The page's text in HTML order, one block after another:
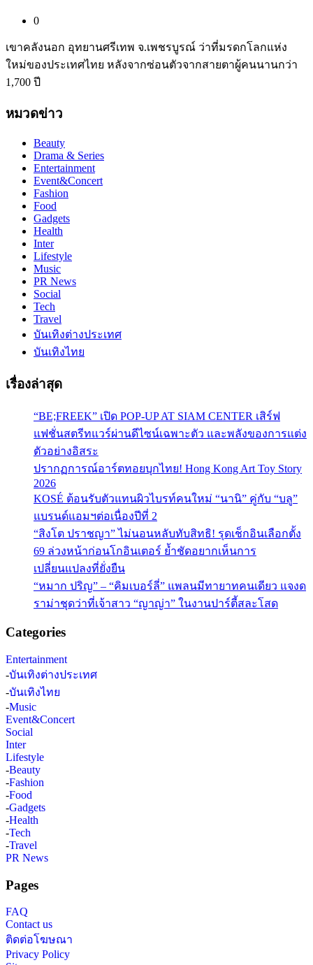
0
เขาคลังนอก อุทยานศรีเทพ จ.เพชรบูรณ์ ว่าที่มรดกโลกแห่ง
ใหม่ของประเทศไทย หลังจากซ่อนตัวจากสายตาผู้คนนานกว่า
1,700 ปี
หมวดข่าว
Beauty
Drama & Series
Entertainment
Event&Concert
Fashion
Food
Gadgets
Health
Inter
Lifestyle
Music
PR News
Social
Tech
Travel
บันเทิงต่างประเทศ
บันเทิงไทย
เรื่องล่าสุด
“BE;FREEK” เปิด POP-UP AT SIAM CENTER เสิร์ฟ
แฟชั่นสตรีทแวร์ผ่านดีไซน์เฉพาะตัว และพลังของการแต่ง
ตัวอย่างอิสระ
ปรากฏการณ์อาร์ตทอยบุกไทย! Hong Kong Art Toy Story
2026
KOSÉ ต้อนรับตัวแทนผิวไบรท์คนใหม่ “นานิ” คู่กับ “บลู”
แบรนด์แอมฯต่อเนื่องปีที่ 2
“สิงโต ปราชญา” ไม่นอนหลับทับสิทธิ! รุดเช็กอินเลือกตั้ง
69 ล่วงหน้าก่อนโกอินเตอร์ ย้ำชัดอยากเห็นการ
เปลี่ยนแปลงที่ยั่งยืน
“หมาก ปริญ” – “คิมเบอร์ลี่” แพลนมีทายาทคนเดียว แจงด
ราม่าชุดว่าที่เจ้าสาว “ญาญ่า” ในงานปาร์ตี้สละโสด
Categories
Entertainment
-บันเทิงต่างประเทศ
-บันเทิงไทย
-Music
Event&Concert
Social
Inter
Lifestyle
-Beauty
-Fashion
-Food
-Gadgets
-Health
-Tech
-Travel
PR News
Pages
FAQ
Contact us
ติดต่อโฆษณา
Privacy Policy